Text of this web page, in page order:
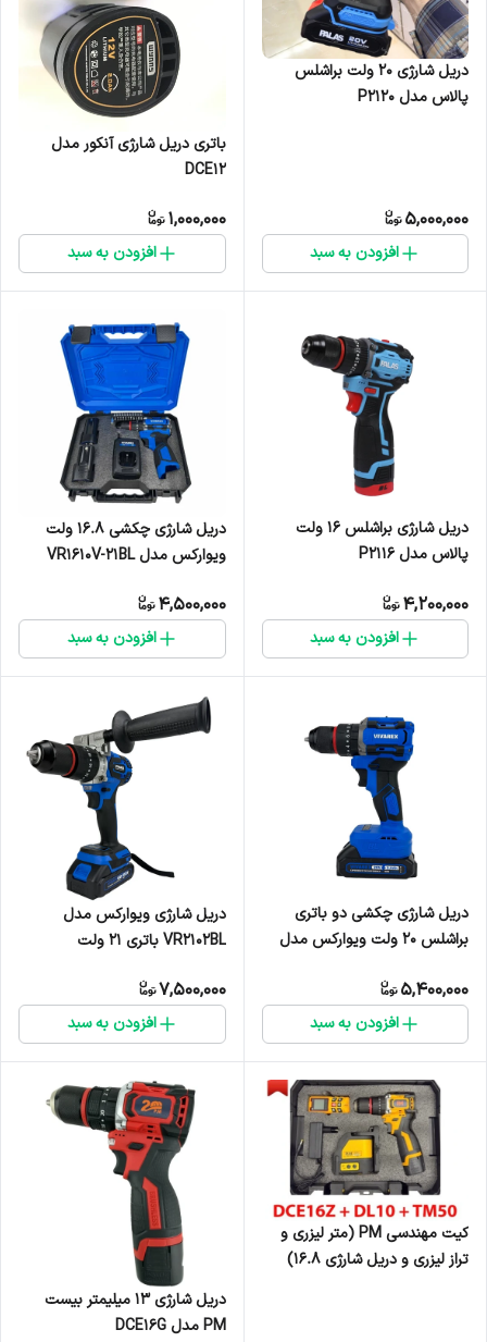
دریل شارژی ۲۰ ولت براشلس
پالاس مدل P2120
5,000,000
افزودن به سبد
باتری دریل شارژی آنکور مدل
DCE12
1,000,000
افزودن به سبد
دریل شارژی براشلس ۱۶ ولت
پالاس مدل P2116
4,200,000
افزودن به سبد
دریل شارژی چکشی ۱۶.۸ ولت
ویوارکس مدل VR1610V-21BL
4,500,000
افزودن به سبد
دریل شارژی چکشی دو باتری
براشلس ۲۰ ولت ویوارکس مدل
5,400,000
افزودن به سبد
دریل شارژی ویوارکس مدل
VR2102BL باتری ۲۱ ولت
7,500,000
افزودن به سبد
کیت مهندسی PM (متر لیزری و
تراز لیزری و دریل شارژی ۱۶.۸)
دریل شارژی ۱۳ میلیمتر بیست
PM مدل DCE16G